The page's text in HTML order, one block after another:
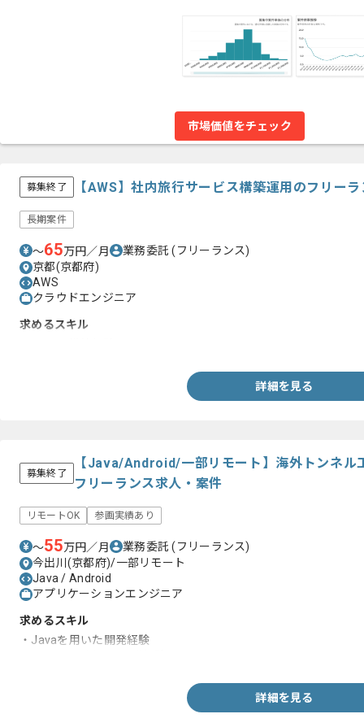
市場価値をチェック
募集終了 【AWS】社内旅行サービス構築運用のフリー
長期案件
〜65万円／月 業務委託(フリーランス)
京都(京都府)
AWS
クラウドエンジニア
求めるスキル
詳細を見る
募集終了
【Java/Android/一部リモート】海外トンネル
フリーランス求人・案件
リモートOK 参画実績あり
〜55万円／月 業務委託(フリーランス)
今出川(京都府)/一部リモート
Java / Android
アプリケーションエンジニア
求めるスキル
・Javaを用いた開発経験
詳細を見る